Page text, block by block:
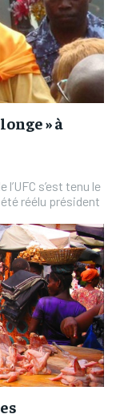
» à
s’est tenu le
réélu président